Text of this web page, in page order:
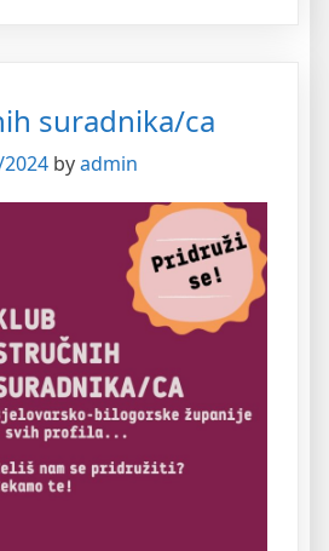
suradnika/ca
byadmin